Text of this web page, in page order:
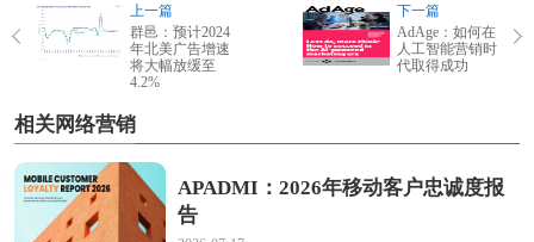
上一篇
群邑：预计2024
年北美广告增速
将大幅放缓至
4.2%
下一篇
AdAge：如何在
人工智能营销时
代取得成功
相关网络营销
APADMI：2026年移动客户忠诚度报
告